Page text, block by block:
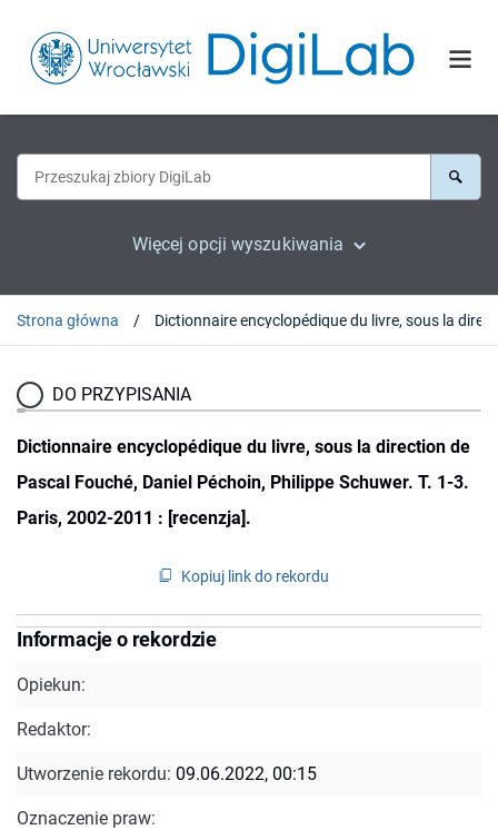
Więcej opcji wyszukiwania
Strona główna
DO PRZYPISANIA
Dictionnaire encyclopédique du livre, sous la direction de
Pascal Fouché, Daniel Péchoin, Philippe Schuwer. T. 1-3.
Paris, 2002-2011 : [recenzja].
Kopiuj link do rekordu
Informacje o rekordzie
Opiekun:
Redaktor:
Utworzenie rekordu: 09.06.2022, 00:15
Oznaczenie praw: